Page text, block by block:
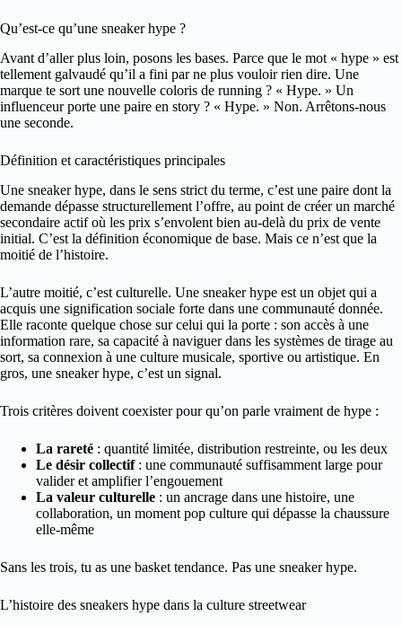
Qu’est-ce qu’une sneaker hype ?
Avant d’aller plus loin, posons les bases. Parce que le mot « hype » est
tellement galvaudé qu’il a fini par ne plus vouloir rien dire. Une
marque te sort une nouvelle coloris de running ? « Hype. » Un
influenceur porte une paire en story ? « Hype. » Non. Arrêtons-nous
une seconde.
Définition et caractéristiques principales
Une sneaker hype, dans le sens strict du terme, c’est une paire dont la
demande dépasse structurellement l’offre, au point de créer un marché
secondaire actif où les prix s’envolent bien au-delà du prix de vente
initial. C’est la définition économique de base. Mais ce n’est que la
moitié de l’histoire.
L’autre moitié, c’est culturelle. Une sneaker hype est un objet qui a
acquis une signification sociale forte dans une communauté donnée.
Elle raconte quelque chose sur celui qui la porte : son accès à une
information rare, sa capacité à naviguer dans les systèmes de tirage au
sort, sa connexion à une culture musicale, sportive ou artistique. En
gros, une sneaker hype, c’est un signal.
Trois critères doivent coexister pour qu’on parle vraiment de hype :
La rareté : quantité limitée, distribution restreinte, ou les deux
Le désir collectif: une communauté suffisamment large pour
valider et amplifier l’engouement
La valeur culturelle : un ancrage dans une histoire, une
collaboration, un moment pop culture qui dépasse la chaussure
elle-même
Sans les trois, tu as une basket tendance. Pas une sneaker hype.
L’histoire des sneakers hype dans la culture streetwear